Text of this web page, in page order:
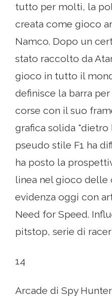
tutto per molti, la
creata come gioco
Namco. Dopo un
stato raccolto da
gioco in tutto il
definisce la barra
corse con il suo
grafica solida "dietro
pseudo stile F1 ha
ha posto la
linea nel gioco delle
evidenza oggi con
Need for Speed.
pitstop, serie di
14
Arcade di Spy